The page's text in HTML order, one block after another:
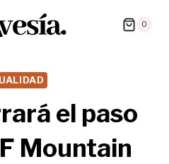
0
el paso
Mountain